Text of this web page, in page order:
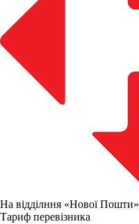
На відділння «Нової Пошти»
Тариф перевізника